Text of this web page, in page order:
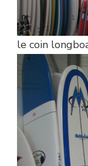
le coin